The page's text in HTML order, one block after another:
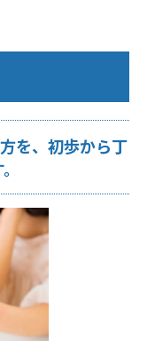
を、初歩から丁